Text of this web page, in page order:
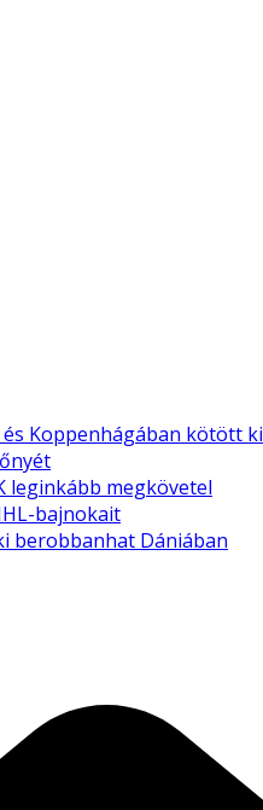
Koppenhágában kötött ki
leginkább megkövetel
bajnokait
berobbanhat Dániában